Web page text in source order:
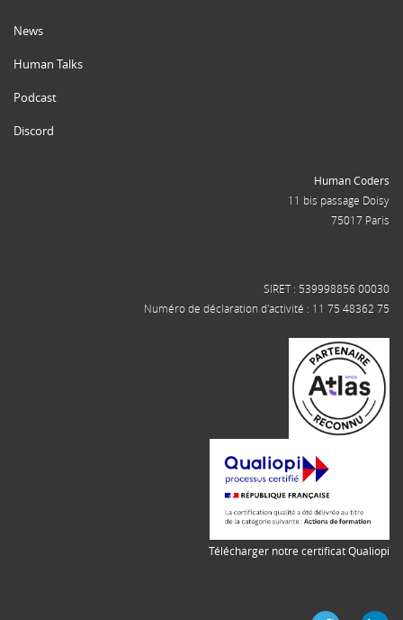
News
Human Talks
Podcast
Discord
Human Coders
11 bis passage Doisy
75017 Paris
SIRET : 539998856 00030
Numéro de déclaration d'activité : 11 75 48362 75
Télécharger notre certificat Qualiopi